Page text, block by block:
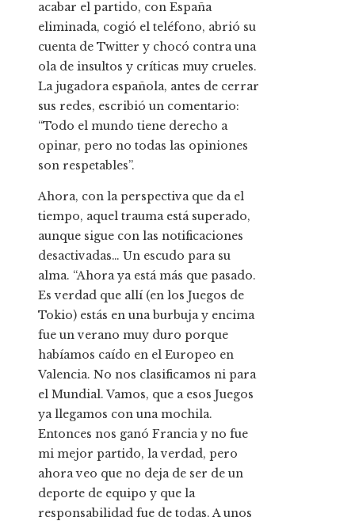
acabar el partido, con España
eliminada, cogió el teléfono, abrió su
cuenta de Twitter y chocó contra una
ola de insultos y críticas muy crueles.
La jugadora española, antes de cerrar
sus redes, escribió un comentario:
“Todo el mundo tiene derecho a
opinar, pero no todas las opiniones
son respetables”.
Ahora, con la perspectiva que da el
tiempo, aquel trauma está superado,
aunque sigue con las notificaciones
desactivadas… Un escudo para su
alma. “Ahora ya está más que pasado.
Es verdad que allí (en los Juegos de
Tokio) estás en una burbuja y encima
fue un verano muy duro porque
habíamos caído en el Europeo en
Valencia. No nos clasificamos ni para
el Mundial. Vamos, que a esos Juegos
ya llegamos con una mochila.
Entonces nos ganó Francia y no fue
mi mejor partido, la verdad, pero
ahora veo que no deja de ser de un
deporte de equipo y que la
responsabilidad fue de todas. A unos